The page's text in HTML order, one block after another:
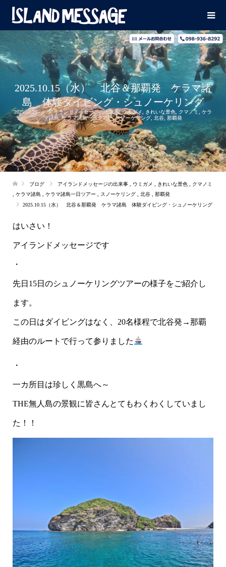
2025.10.15（水） 北谷＆那覇発 ケラマ諸
島 体験ダイビング・シュノーケリング
2025.10.20 アイランドメッセージの出来事,ウミガメ きれいな景色 クマノミ
ケラ
マ諸島,ケラマ諸島一日ツアー,スノーケリング 北谷 那覇発
ブログ アイランドメッセージの出来事 ウミガメ きれいな景色
クマノミ
ケラマ諸島 ケラマ諸島一日ツアー スノーケリング 北谷
那覇発
2025.10.15（水） 北谷＆那覇発 ケラマ諸島 体験ダイビング・シュノーケリング
はいさい！
アイランドメッセージです
・
先日15日のシュノーケリングツアーの様子をご紹介し
ます。
この日はダイビングはなく、20名様程で北谷発→那覇
経由のルートで行って参りました
・
一カ所目は珍しく黒島へ～
THE無人島の景観に皆さんとてもわくわくしていまし
た！！